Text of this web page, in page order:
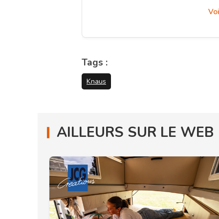
Tags :
Knaus
AILLEURS SUR LE WEB